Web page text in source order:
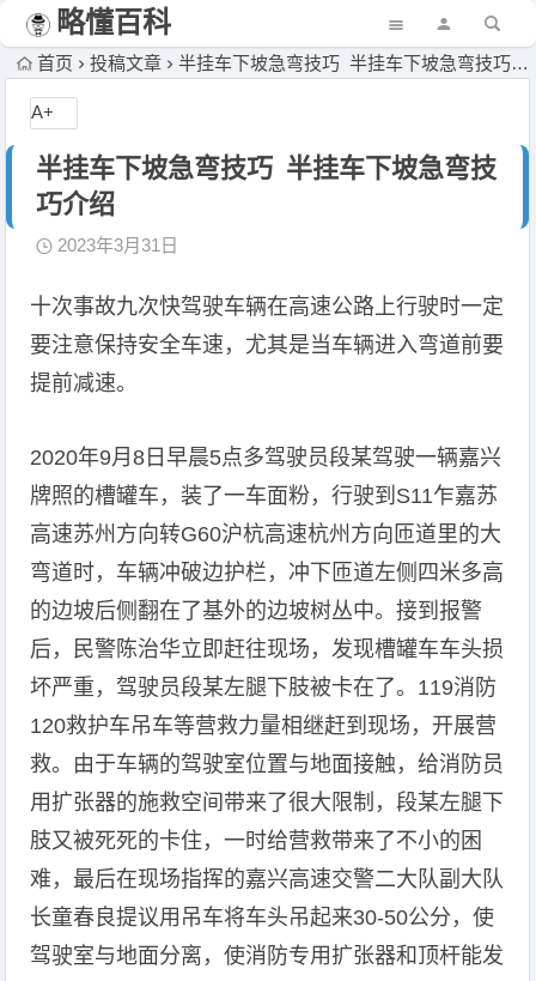
略懂百科
首页 投稿文章 半挂车下坡急弯技巧 半挂车下坡急弯技巧介绍
半挂车下坡急弯技巧 半挂车下坡急弯技
巧介绍
2023年3月31日
十次事故九次快驾驶车辆在高速公路上行驶时一定
要注意保持安全车速，尤其是当车辆进入弯道前要
提前减速。
2020年9月8日早晨5点多驾驶员段某驾驶一辆嘉兴
牌照的槽罐车，装了一车面粉，行驶到S11乍嘉苏
高速苏州方向转G60沪杭高速杭州方向匝道里的大
弯道时，车辆冲破边护栏，冲下匝道左侧四米多高
的边坡后侧翻在了基外的边坡树丛中。接到报警
后，民警陈治华立即赶往现场，发现槽罐车车头损
坏严重，驾驶员段某左腿下肢被卡在了。119消防
120救护车吊车等营救力量相继赶到现场，开展营
救。由于车辆的驾驶室位置与地面接触，给消防员
用扩张器的施救空间带来了很大限制，段某左腿下
肢又被死死的卡住，一时给营救带来了不小的困
难，最后在现场指挥的嘉兴高速交警二大队副大队
长童春良提议用吊车将车头吊起来30-50公分，使
驾驶室与地面分离，使消防专用扩张器和顶杆能发
A+